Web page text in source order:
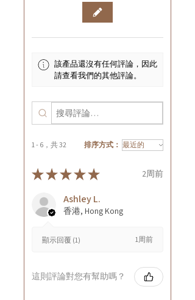
該產品還沒有任何評論，因此
請查看我們的其他評論。
1 - 6，共 32 排序方式：
★★★★★ 2周前
Ashley L.
香港, Hong Kong
顯示回覆 (1) 1周前
這則評論對您有幫助嗎？